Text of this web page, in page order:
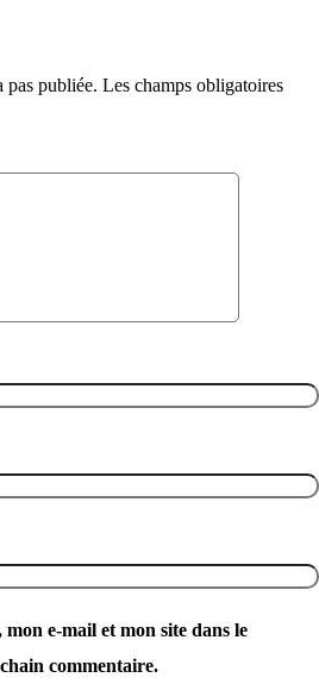
pas publiée. Les champs obligatoires
e-mail et mon site dans le
commentaire.